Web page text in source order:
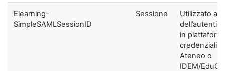
Elearning-
SimpleSAMLSessionID
Sessione
Utilizzato ai
in
credenziali di
Ateneo o
IDEM/